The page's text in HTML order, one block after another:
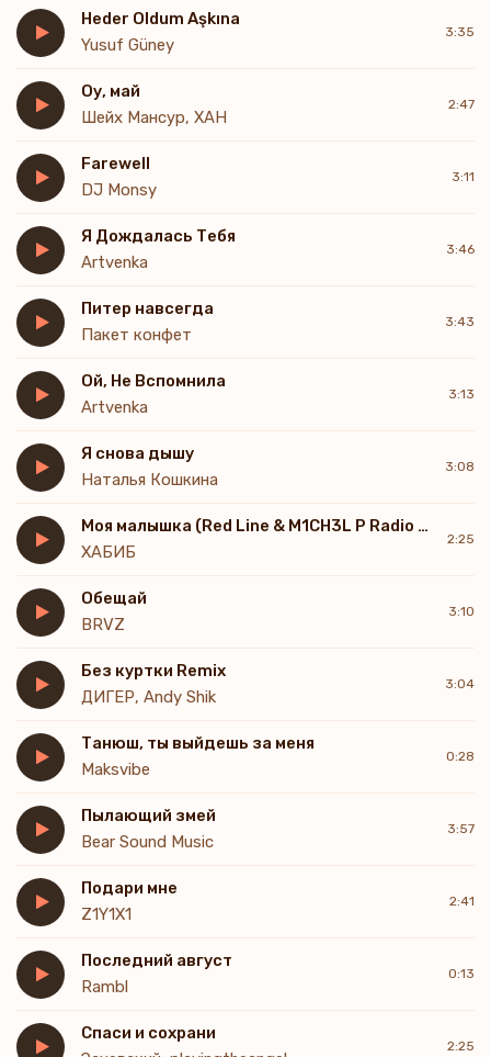
Heder Oldum Aşkına
Yusuf Güney
3:35
Оу, май
Шейх Мансур, ХАН
2:47
Farewell
DJ Monsy
3:11
Я Дождалась Тебя
Artvenka
3:46
Питер навсегда
Пакет конфет
3:43
Ой, Не Вспомнила
Artvenka
3:13
Я снова дышу
Наталья Кошкина
3:08
Моя малышка (Red Line & M1CH3L P Radio Remix)
ХАБИБ
2:25
Обещай
BRVZ
3:10
Без куртки Remix
ДИГЕР, Andy Shik
3:04
Танюш, ты выйдешь за меня
Maksvibe
0:28
Пылающий змей
Bear Sound Music
3:57
Подари мне
Z1Y1X1
2:41
Последний август
Rambl
0:13
Спаси и сохрани
2:25